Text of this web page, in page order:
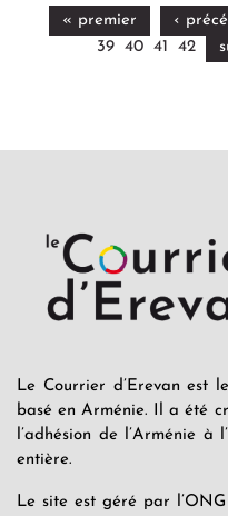
« premier ‹
39
40 41 42
Le Courrier d’Erevan est
basé en Arménie. Il a été
l’adhésion de l’Arménie
entière.
Le site est géré par